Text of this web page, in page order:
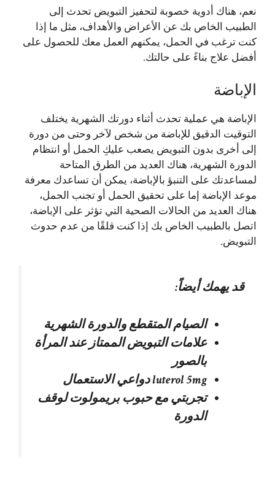
نعم، هناك أدوية خصوبة لتحفيز التبويض تحدث إلى
الطبيب الخاص بك عن الأعراض والأهداف، مثل ما إذا
كنت ترغب في الحمل، يمكنهم العمل معك للحصول على
أفضل علاج بناءً على حالتك.
الإباضة
الإباضة هي عملية تحدث أثناء دورتك الشهرية يختلف
التوقيت الدقيق للإباضة من شخص لآخر وحتى من دورة
إلى أخرى بدون التبويض يصعب عليكِ الحمل أو انتظام
الدورة الشهرية، هناك العديد من الطرق المتاحة
لمساعدتك على التنبؤ بالإباضة، يمكن أن تساعدك معرفة
موعد الإباضة إما على تحقيق الحمل أو تجنب الحمل،
هناك العديد من الحالات الصحية التي تؤثر على الإباضة،
اتصل بالطبيب الخاص بك إذا كنت قلقًا من عدم حدوث
التبويض.
قد يهمك أيضاً:
الصيام المتقطع والدورة الشهرية
علامات التبويض الممتاز عند المرأة
بالصور
luterol 5mg دواعي الاستعمال
تجربتي مع حبوب بريمولوت لوقف
الدورة